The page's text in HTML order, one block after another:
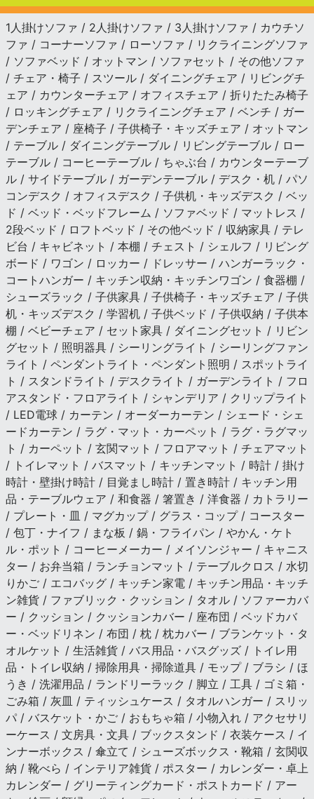
1人掛けソファ / 2人掛けソファ / 3人掛けソファ / カウチソ
ファ / コーナーソファ / ローソファ / リクライニングソファ
/ ソファベッド / オットマン / ソファセット / その他ソファ
/ チェア・椅子 / スツール / ダイニングチェア / リビングチ
ェア / カウンターチェア / オフィスチェア / 折りたたみ椅子
/ ロッキングチェア / リクライニングチェア / ベンチ / ガー
デンチェア / 座椅子 / 子供椅子・キッズチェア / オットマン
/ テーブル / ダイニングテーブル / リビングテーブル / ロー
テーブル / コーヒーテーブル / ちゃぶ台 / カウンターテーブ
ル / サイドテーブル / ガーデンテーブル / デスク・机 / パソ
コンデスク / オフィスデスク / 子供机・キッズデスク / ベッ
ド / ベッド・ベッドフレーム / ソファベッド / マットレス /
2段ベッド / ロフトベッド / その他ベッド / 収納家具 / テレ
ビ台 / キャビネット / 本棚 / チェスト / シェルフ / リビング
ボード / ワゴン / ロッカー / ドレッサー / ハンガーラック・
コートハンガー / キッチン収納・キッチンワゴン / 食器棚 /
シューズラック / 子供家具 / 子供椅子・キッズチェア / 子供
机・キッズデスク / 学習机 / 子供ベッド / 子供収納 / 子供本
棚 / ベビーチェア / セット家具 / ダイニングセット / リビン
グセット / 照明器具 / シーリングライト / シーリングファン
ライト / ペンダントライト・ペンダント照明 / スポットライ
ト / スタンドライト / デスクライト / ガーデンライト / フロ
アスタンド・フロアライト / シャンデリア / クリップライト
/ LED電球 / カーテン / オーダーカーテン / シェード・シェ
ードカーテン / ラグ・マット・カーペット / ラグ・ラグマッ
ト / カーペット / 玄関マット / フロアマット / チェアマット
/ トイレマット / バスマット / キッチンマット / 時計 / 掛け
時計・壁掛け時計 / 目覚まし時計 / 置き時計 / キッチン用
品・テーブルウェア / 和食器 / 箸置き / 洋食器 / カトラリー
/ プレート・皿 / マグカップ / グラス・コップ / コースター
/ 包丁・ナイフ / まな板 / 鍋・フライパン / やかん・ケト
ル・ポット / コーヒーメーカー / メイソンジャー / キャニス
ター / お弁当箱 / ランチョンマット / テーブルクロス / 水切
りかご / エコバッグ / キッチン家電 / キッチン用品・キッチ
ン雑貨 / ファブリック・クッション / タオル / ソファーカバ
ー / クッション / クッションカバー / 座布団 / ベッドカバ
ー・ベッドリネン / 布団 / 枕 / 枕カバー / ブランケット・タ
オルケット / 生活雑貨 / バス用品・バスグッズ / トイレ用
品・トイレ収納 / 掃除用具・掃除道具 / モップ / ブラシ / ほ
うき / 洗濯用品 / ランドリーラック / 脚立 / 工具 / ゴミ箱・
ごみ箱 / 灰皿 / ティッシュケース / タオルハンガー / スリッ
パ / バスケット・かご / おもちゃ箱 / 小物入れ / アクセサリ
ーケース / 文房具・文具 / ブックスタンド / 衣装ケース / イ
ンナーボックス / 傘立て / シューズボックス・靴箱 / 玄関収
納 / 靴べら / インテリア雑貨 / ポスター / カレンダー・卓上
カレンダー / グリーティングカード・ポストカード / アー